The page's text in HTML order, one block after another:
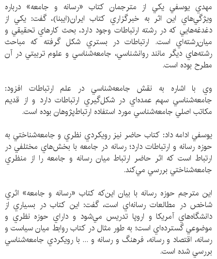
مهدي يوسفي يكي از مترجمان كتاب «رسانه و جامعه» درباره
ويژگي‌هاي اين اثر به خبرگزاري كتاب ايران(ايبنا)، گفت: يكي از
دغدغه‌هايي كه در رشته ارتباطات وجود دارد، بحث كارهاي تحقيقي و
ميان‌رشته‌اي است. ارتباطات در بستري شكل گرفته كه مباحث
رشته‌هاي ديگر مانند روانشناسي، جامعه‌شناسي و علوم تربيتي در آن
مطرح بوده است.
وي با اشاره به نقش جامعه‌شناسي در علم ارتباطات افزود:
جامعه‌شناسي سهم عمده‌‌اي در شكل‌گيري ارتباطات دارد و از قديم
مكاتب اصلي جامعه‌شناسي مورد استفاده ارتباط‌پژوهان بوده است.
يوسفي ادامه داد: كتاب حاضر نيز رويكردي نظري و جامعه‌شناختي به
حوزه رسانه و ارتباطات دارد؛ رسانه در جامعه با بخش‌هاي مختلفي در
ارتباط است كه اثر حاضر ارتباط ميان رسانه و جامعه را از منظري
جامعه‌شناختي بررسي مي‌كند.
اين مترجم حوزه رسانه با بيان‌ اين‌كه كتاب «رسانه و جامعه» اثري
شاخص در مطالعات رسانه‌اي است، گفت: اين كتاب در بسياري از
دانشگاه‌هاي آمريكا و اروپا تدريس مي‌شود و داراي حوزه نظري و
موضوعي گسترده‌اي است؛ به طور مثال در كتاب روابط ميان سياست و
رسانه، اقتصاد و رسانه، فرهنگ و رسانه و ... با رويكردي جامعه‌شناسي
بررسي شده است.